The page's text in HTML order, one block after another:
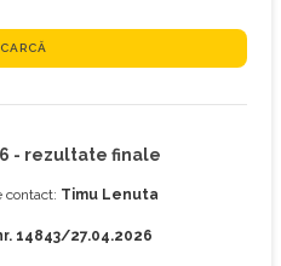
- rezultate finale
contact: Timu Lenuta
14843/27.04.2026